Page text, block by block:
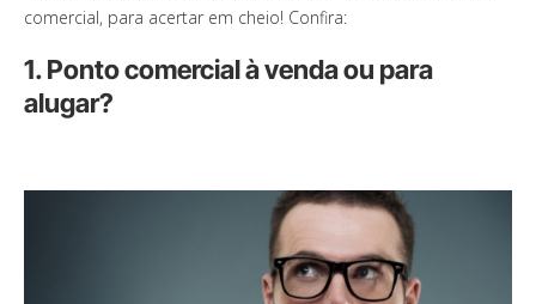
comercial, para acertar em cheio! Confira:
1. Ponto comercial à venda ou para
alugar?